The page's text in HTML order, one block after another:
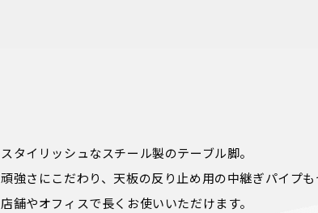
スタイリッシュなスチール製のテーブル脚。
頑強さにこだわり、天板の反り止め用の中継ぎパイプも
店舗やオフィスで長くお使いいただけます。